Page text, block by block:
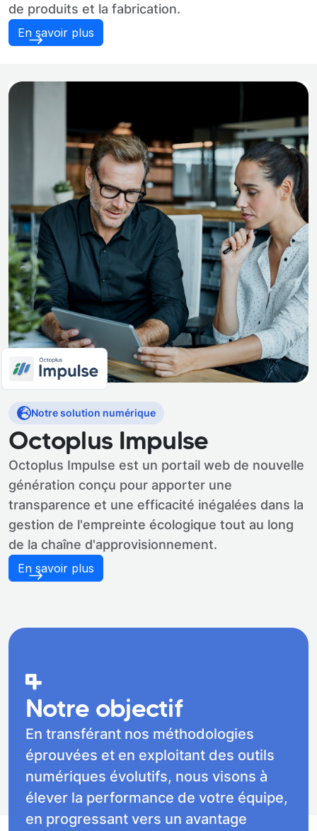
de produits et la fabrication.
En savoir plus
Notre solution numérique
Octoplus Impulse
Octoplus Impulse est un portail web de nouvelle
génération conçu pour apporter une
transparence et une efficacité inégalées dans la
gestion de l'empreinte écologique tout au long
de la chaîne d'approvisionnement.
En savoir plus
Notre objectif
En transférant nos méthodologies
éprouvées et en exploitant des outils
numériques évolutifs, nous visons à
élever la performance de votre équipe,
en progressant vers un avantage